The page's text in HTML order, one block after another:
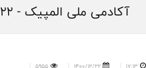
آکادمی ملی المپیک - 22 اسفند 1400
17:13
1400/12/22
5955